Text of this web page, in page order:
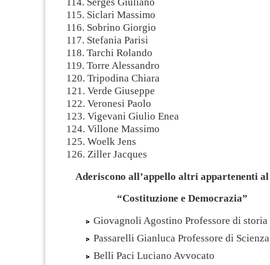
114. Serges Giuliano
115. Siclari Massimo
116. Sobrino Giorgio
117. Stefania Parisi
118. Tarchi Rolando
119. Torre Alessandro
120. Tripodina Chiara
121. Verde Giuseppe
122. Veronesi Paolo
123. Vigevani Giulio Enea
124. Villone Massimo
125. Woelk Jens
126. Ziller Jacques
Aderiscono all’appello altri appartenenti
“Costituzione e Democrazia”
Giovagnoli Agostino Professore di storia
Passarelli Gianluca Professore di
Belli Paci Luciano Avvocato